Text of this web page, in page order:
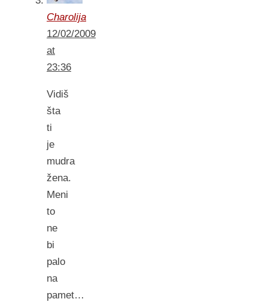
Charolija
12/02/2009
at
23:36
Vidiš
šta
ti
je
mudra
žena.
Meni
to
ne
bi
palo
na
pamet…